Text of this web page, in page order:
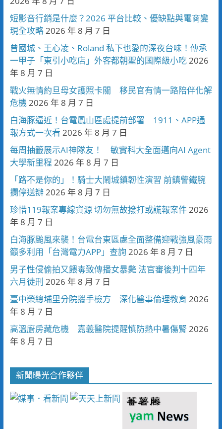
短影音行銷是什麼？2026 平台比較、優缺點與電商變
現全攻略 2026 年 8 月 7 日
曾國城、王心凌、Roland 私下也愛的深夜台味！傳承
一甲子「東引小吃店」外客都朝聖的國際級小吃 2026
年 8 月 7 日
戰火無情約旦母女護照卡關 移民官有情一路陪伴化解
危機 2026 年 8 月 7 日
白海豚逼近！台電鳳山區處提前部署 1911、APP通
報方式一次看 2026 年 8 月 7 日
每周抽籤展示AI神隊友！ 敏實科大全面邁向AI Agent
大學新里程 2026 年 8 月 7 日
「路不是你的」！騎士大鬧城鎮韌性演習 前鎮警鐵腕
攔停送辦 2026 年 8 月 7 日
珍惜119報案專線資源 切勿無故撥打或謊報案件 2026
年 8 月 7 日
白海豚颱風來襲！台電台東區處全面整備迎戰強風豪雨
籲多利用「台灣電力APP」查詢 2026 年 8 月 7 日
男子性侵偷拍又餵毒致傳播女暴斃 法官審後判十四年
六月徒刑 2026 年 8 月 7 日
臺中榮總埔里分院攜手檢方 深化醫事倫理教育 2026
年 8 月 7 日
高溫廚房藏危機 嘉義醫院提醒慎防熱中暑傷腎 2026
年 8 月 7 日
新聞曝光合作夥伴